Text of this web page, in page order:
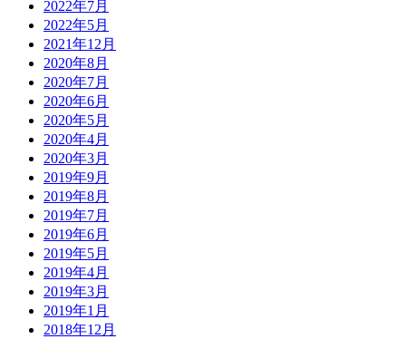
2022年7月
2022年5月
2021年12月
2020年8月
2020年7月
2020年6月
2020年5月
2020年4月
2020年3月
2019年9月
2019年8月
2019年7月
2019年6月
2019年5月
2019年4月
2019年3月
2019年1月
2018年12月